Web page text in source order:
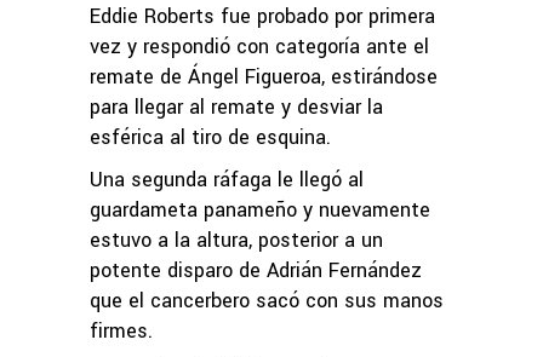
Eddie Roberts fue probado por primera
vez y respondió con categoría ante el
remate de Ángel Figueroa, estirándose
para llegar al remate y desviar la
esférica al tiro de esquina.
Una segunda ráfaga le llegó al
guardameta panameño y nuevamente
estuvo a la altura, posterior a un
potente disparo de Adrián Fernández
que el cancerbero sacó con sus manos
firmes.